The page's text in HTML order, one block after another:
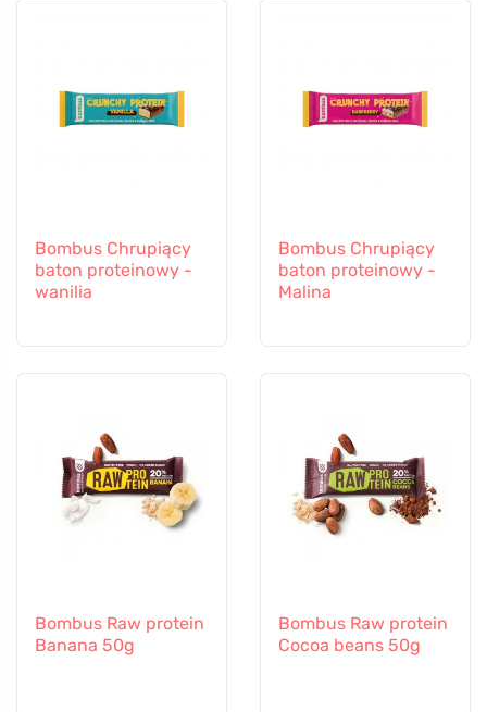
Bombus Chrupiący
baton proteinowy -
wanilia
Bombus Chrupiący
baton proteinowy -
Malina
Bombus Raw protein
Banana 50g
Bombus Raw protein
Cocoa beans 50g